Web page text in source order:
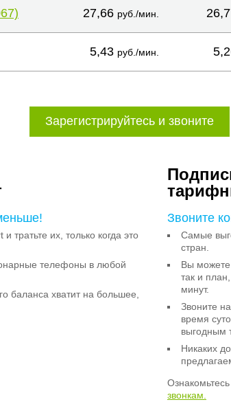
27,66 руб./мин.
5,43 руб./мин.
Зарегистрируйтесь и звоните
тратьте их, только когда это
телефоны в любой
баланса хватит на большее,
Звоните
Самые
стран.
Вы можете
так и
минут.
Звоните
время
выгодным
Никаких
звонкам.